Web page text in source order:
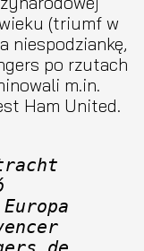
(triumf w
niespodziankę,
po rzutach
m.in.
Ham United.